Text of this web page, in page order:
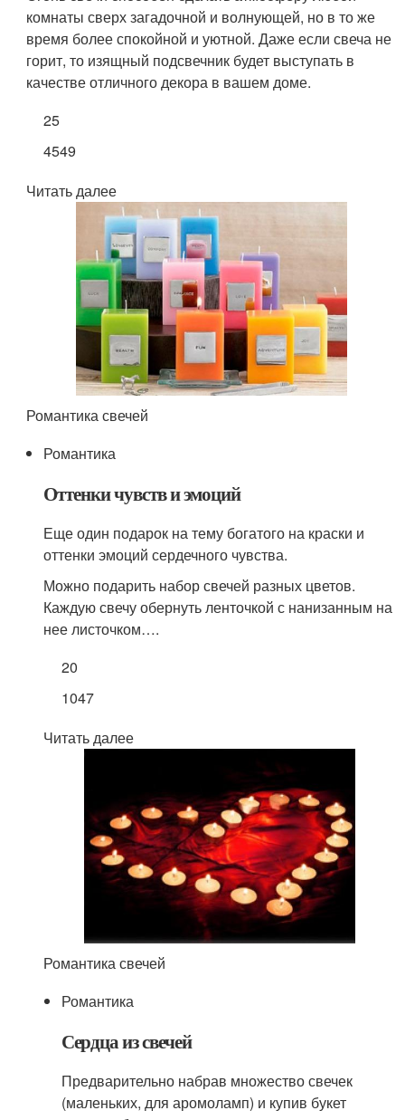
комнаты сверх загадочной и волнующей, но в то же
время более спокойной и уютной. Даже если свеча не
горит, то изящный подсвечник будет выступать в
качестве отличного декора в вашем доме.
25
4549
Читать далее
Романтика свечей
Романтика
Оттенки чувств и эмоций
Еще один подарок на тему богатого на краски и
оттенки эмоций сердечного чувства.
Можно подарить набор свечей разных цветов.
Каждую свечу обернуть ленточкой с нанизанным на
нее листочком….
20
1047
Читать далее
Романтика свечей
Романтика
Сердца из свечей
Предварительно набрав множество свечек
(маленьких, для аромоламп) и купив букет